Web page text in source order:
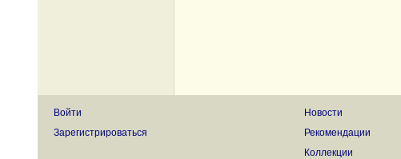
Войти
Зарегистрироваться
Новости
Рекомендации
Коллекции